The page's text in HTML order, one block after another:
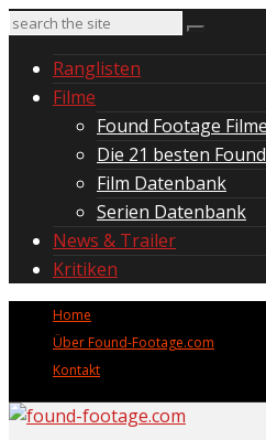
Ranglisten
Filme
Found Footage
Die 21 besten
Film Datenbank
Serien Datenbank
News & Trailer
Kritiken
Home
Über Found-Footage.com
Kontakt